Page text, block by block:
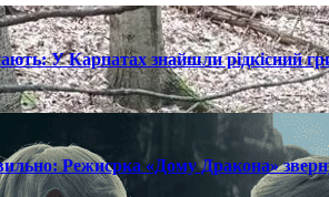
У Карпатах знайшли рідкісний
Режисрка «Дому Дракона»